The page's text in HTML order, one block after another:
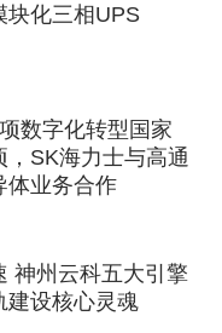
块化三相UPS
数字化转型国家
，SK海力士与高通
体业务合作
神州云科五大引擎
建设核心灵魂